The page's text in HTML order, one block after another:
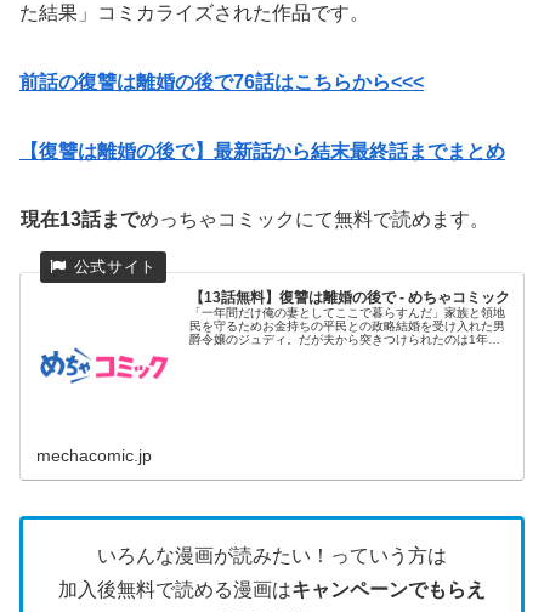
た結果」コミカライズされた作品です。
前話の復讐は離婚の後で76話はこちらから<<<
【復讐は離婚の後で】最新話から結末最終話までまとめ
現在13話までめっちゃコミックにて無料で読めます。
【13話無料】復讐は離婚の後で - めちゃコミック
「一年間だけ俺の妻としてここで暮らすんだ」家族と領地
民を守るためお金持ちの平民との政略結婚を受け入れた男
爵令嬢のジュディ。だが夫から突きつけられたのは1年後
mechacomic.jp
いろんな漫画が読みたい！っていう方は
加入後無料で読める漫画はキャンペーンでもらえ